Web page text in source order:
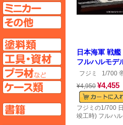
日本海軍 戦
フルハルモデ
フジミ 1/700
¥4,950 ¥4,455
フジミの1/700
竣工時) フルハ
ミニカーページへ
工具ページへ
プラ材ページへ
ケースページへ
書籍ページへ